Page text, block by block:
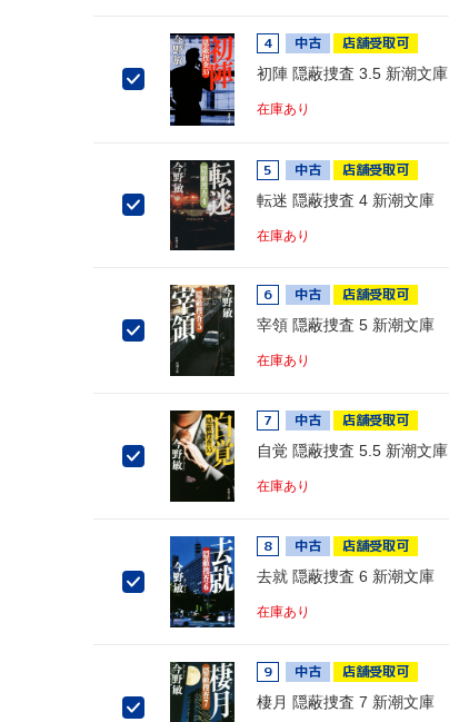
4 中古 店舗受取可
初陣 隠蔽捜査 3.5 新潮文庫
在庫あり
5 中古 店舗受取可
転迷 隠蔽捜査 4 新潮文庫
在庫あり
6 中古 店舗受取可
宰領 隠蔽捜査 5 新潮文庫
在庫あり
7 中古 店舗受取可
自覚 隠蔽捜査 5.5 新潮文庫
在庫あり
8 中古 店舗受取可
去就 隠蔽捜査 6 新潮文庫
在庫あり
9 中古 店舗受取可
棲月 隠蔽捜査 7 新潮文庫